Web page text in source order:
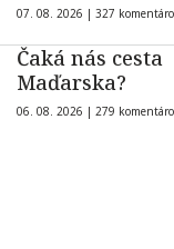
07. 08. 2026 | 327
Čaká nás cesta
Maďarska?
06. 08. 2026 | 279